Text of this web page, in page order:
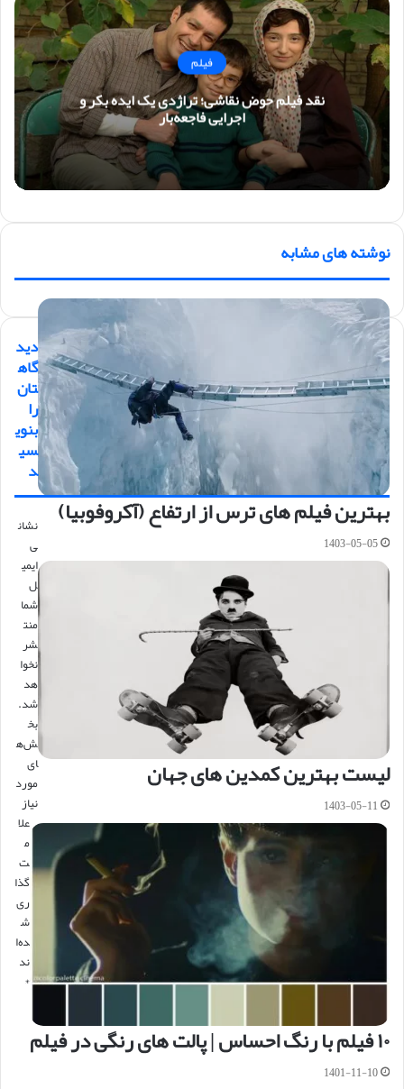
فیلم
نقد فیلم حوض نقاشی؛ تراژدی یک ایده بکر و
اجرایی فاجعه‌بار
نوشته های مشابه
بهترین فیلم های ترس از ارتفاع (آکروفوبیا)
1403-05-05
لیست بهترین کمدین های جهان
1403-05-11
۱۰ فیلم با رنگ احساس | پالت های رنگی در فیلم
1401-11-10
دید
گاه
تان
را
بنوی
سی
د
نشان
ی
ایمی
ل
شما
منت
شر
نخوا
هد
شد.
بخ
ش‌ه
ای
مورد
نیاز
علا
م
ت‌
گذا
ری
ش
ده‌ا
ند
*